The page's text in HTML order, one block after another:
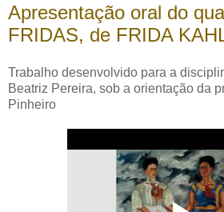
Apresentação oral do
FRIDAS, de FRIDA
Trabalho desenvolvido para a
Beatriz Pereira, sob a orientação da
Pinheiro